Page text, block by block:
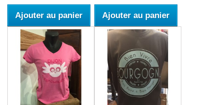
Ajouter au panier Ajouter au panier